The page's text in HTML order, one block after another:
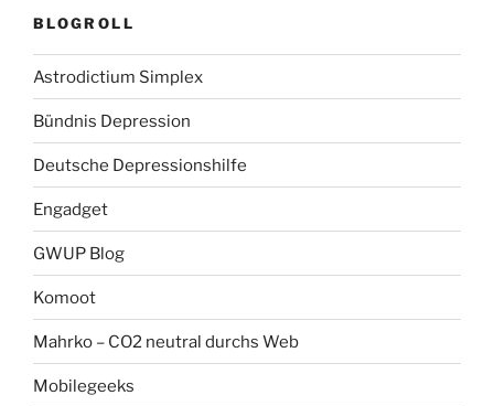
BLOGROLL
Astrodictium Simplex
Bündnis Depression
Deutsche Depressionshilfe
Engadget
GWUP Blog
Komoot
Mahrko – CO2 neutral durchs Web
Mobilegeeks